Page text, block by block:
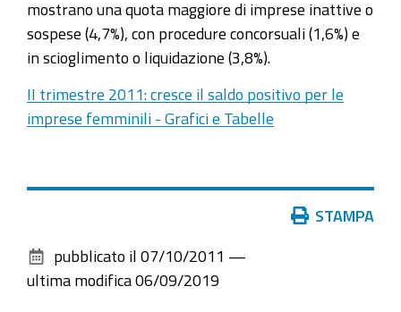
mostrano una quota maggiore di imprese inattive o
sospese (4,7%), con procedure concorsuali (1,6%) e
in scioglimento o liquidazione (3,8%).
II trimestre 2011: cresce il saldo positivo per le
imprese femminili - Grafici e Tabelle
documento
STAMPA
pubblicato il 07/10/2011 —
ultima modifica 06/09/2019